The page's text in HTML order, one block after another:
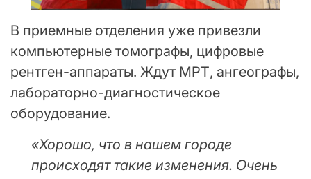
В приемные отделения уже привезли
компьютерные томографы, цифровые
рентген-аппараты. Ждут МРТ, ангеографы,
лабораторно-диагностическое
оборудование.
«Хорошо, что в нашем городе
происходят такие изменения. Очень